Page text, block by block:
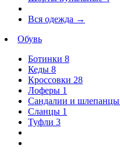
Вся одежда →
Обувь
Ботинки 8
Кеды 8
Кроссовки 28
Лоферы 1
Сандалии и шлепанцы
Сланцы 1
Туфли 3